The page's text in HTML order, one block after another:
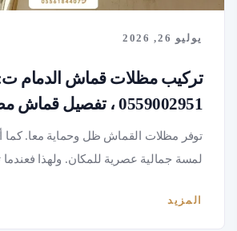
يوليو 26, 2026
تركيب مظلات قماش الدمام
0559002951 ، تفصيل قماش مظلات في...
توفر مظلات القماش ظل وحماية معا. كما
لمسة جمالية عصرية للمكان. ولهذا
المزيد